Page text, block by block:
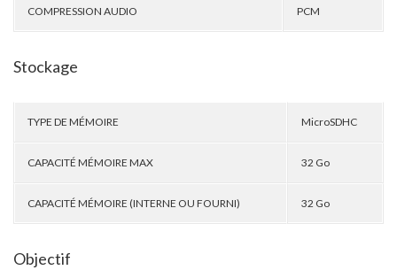
COMPRESSION AUDIO PCM
Stockage
TYPE DE MÉMOIRE MicroSDHC
CAPACITÉ MÉMOIRE MAX 32 Go
CAPACITÉ MÉMOIRE (INTERNE OU FOURNI) 32 Go
Objectif